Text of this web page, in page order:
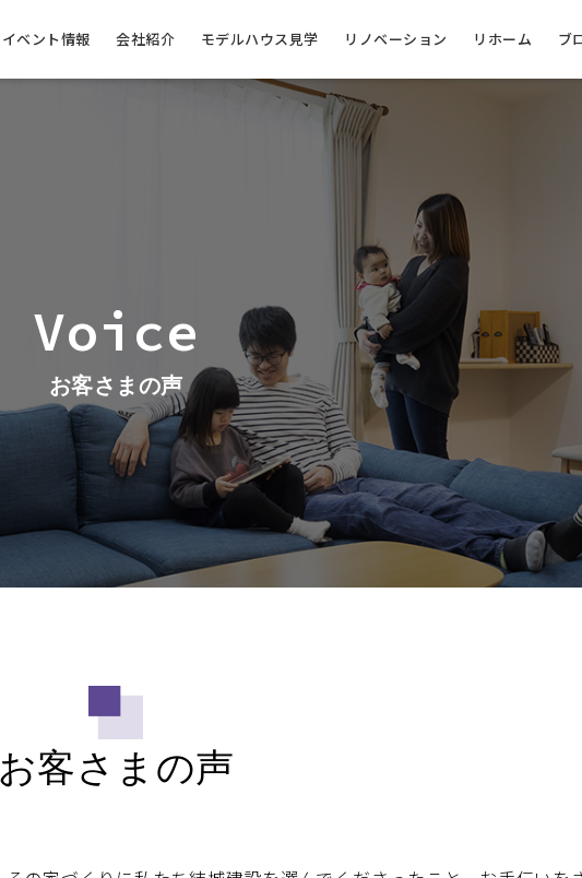
イベント情報 会社紹介 モデルハウス見学 リノベーション リホーム ブ
Voice
お客さまの声
お客さまの声